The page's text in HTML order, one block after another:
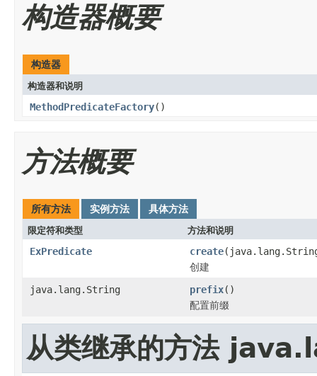
构造器概要
构造器
构造器和说明
MethodPredicateFactory()
方法概要
所有方法 实例方法 具体方法
限定符和类型 方法和说明
ExPredicate create
创建
java.lang.String
prefix()
配置前缀
从类继承的方法